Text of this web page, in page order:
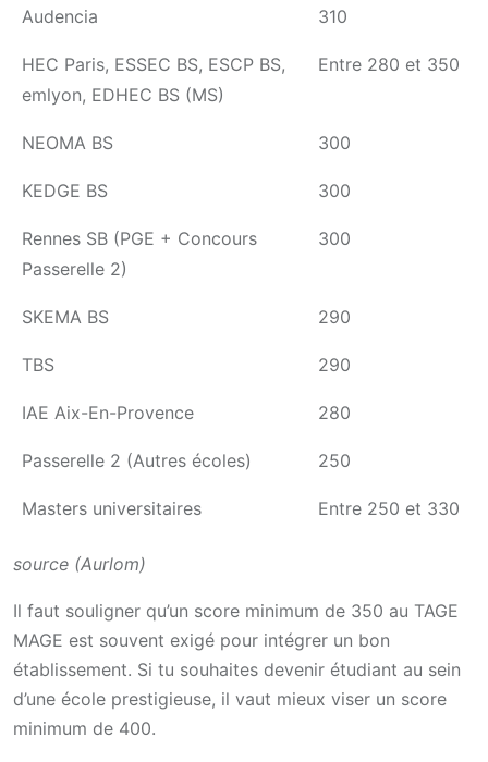
Audencia 310
HEC Paris, ESSEC BS, ESCP BS,
emlyon, EDHEC BS (MS)
Entre 280 et 350
NEOMA BS 300
KEDGE BS 300
Rennes SB (PGE + Concours
Passerelle 2)
300
SKEMA BS 290
TBS 290
IAE Aix-En-Provence 280
Passerelle 2 (Autres écoles) 250
Masters universitaires Entre 250 et 330
source (Aurlom)
Il faut souligner qu’un score minimum de 350 au TAGE
MAGE est souvent exigé pour intégrer un bon
établissement. Si tu souhaites devenir étudiant au sein
d’une école prestigieuse, il vaut mieux viser un score
minimum de 400.